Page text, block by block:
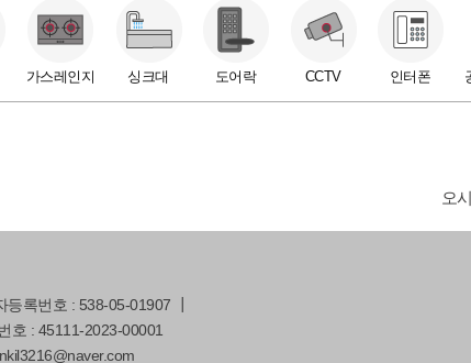
가스레인지 싱크대 도어락 CCTV 인터폰
오
등록번호 : 538-05-01907 ┃
호 : 45111-2023-00001